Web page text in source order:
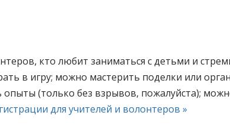
кто любит заниматься с детьми и
в игру; можно мастерить поделки или
(только без взрывов, пожалуйста);
для учителей и волонтеров »